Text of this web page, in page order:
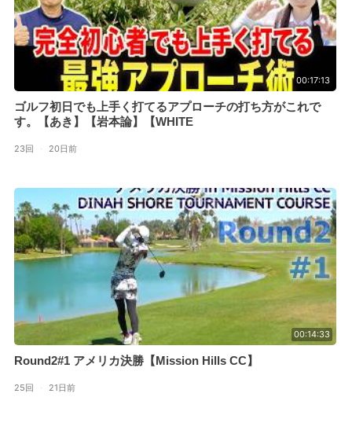
00:17:13
ゴルフ初日でも上手く打てるアプローチの打ち方がこれで
す。【あき】【岩本論】【WHITE
23回 · 20日前
00:14:33
Round2#1 アメリカ決勝【Mission Hills CC】
25回 · 21日前